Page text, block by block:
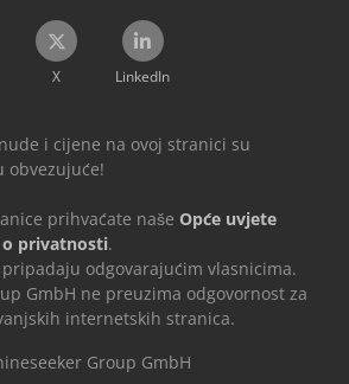
X LinkedIn
i cijene na ovoj stranici su
obvezujuće!
prihvaćate naše Opće uvjete
o privatnosti.
odgovarajućim vlasnicima.
GmbH ne preuzima odgovornost za
internetskih stranica.
Group GmbH